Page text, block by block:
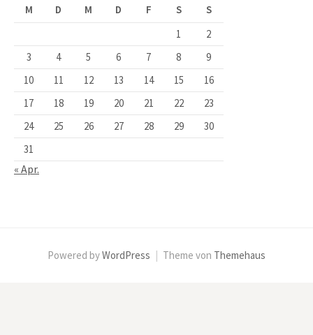
M D M D F S
S
1
2
3
4 5 6 7 8
9
10
11 12 13 14 15
16
17
18 19 20 21 22
23
24
25 26 27 28 29
30
31
« Apr.
Powered byWordPress | Theme von Themehaus